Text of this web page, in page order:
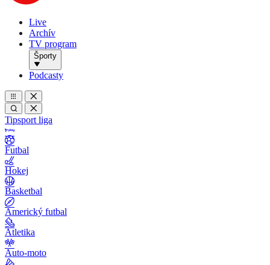
Live
Archív
TV program
Športy
Podcasty
Tipsport liga
Futbal
Hokej
Basketbal
Americký futbal
Atletika
Auto-moto